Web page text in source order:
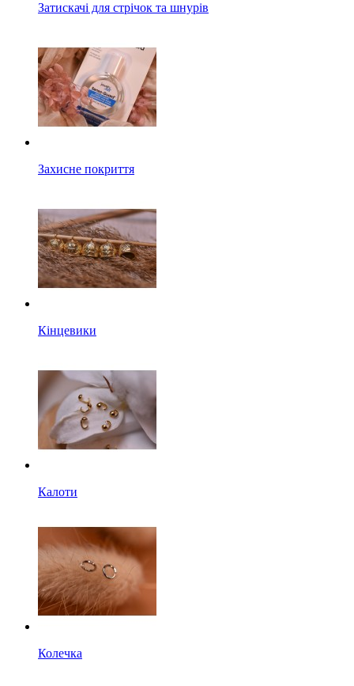
Затискачі для стрічок та шнурів
Захисне покриття
Кінцевики
Калоти
Колечка